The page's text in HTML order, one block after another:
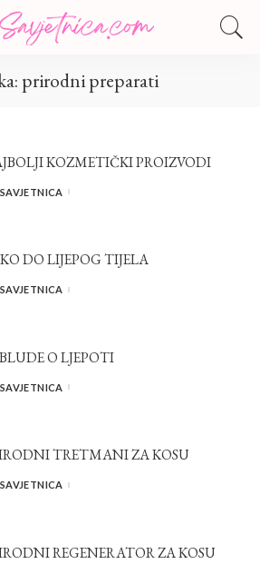
prirodni preparati
KOZMETIČKI PROIZVODI
SAVJETNICA
DO LIJEPOG TIJELA
SAVJETNICA
O LJEPOTI
SAVJETNICA
TRETMANI ZA KOSU
SAVJETNICA
REGENERATOR ZA KOSU